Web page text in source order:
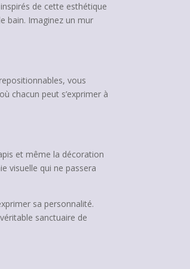
de cette esthétique
bain. Imaginez un mur
vous
chacun peut s’exprimer à
et même la décoration
visuelle qui ne passera
sa personnalité.
sanctuaire de